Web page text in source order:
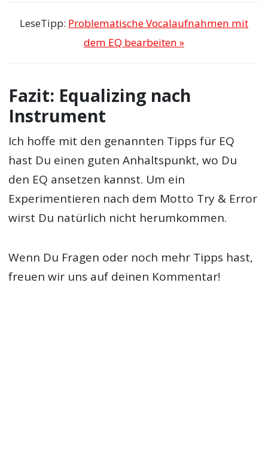
LeseTipp: Problematische Vocalaufnahmen mit
dem EQ bearbeiten »
Fazit: Equalizing nach
Instrument
Ich hoffe mit den genannten Tipps für EQ
hast Du einen guten Anhaltspunkt, wo Du
den EQ ansetzen kannst. Um ein
Experimentieren nach dem Motto Try & Error
wirst Du natürlich nicht herumkommen.
Wenn Du Fragen oder noch mehr Tipps hast,
freuen wir uns auf deinen Kommentar!